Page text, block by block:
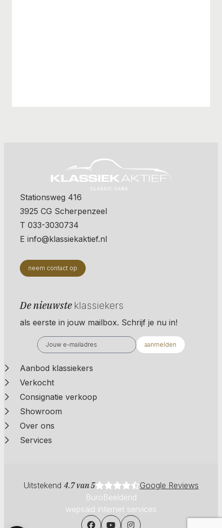
Stationsweg 416
3925 CG Scherpenzeel
T 033-3030734
E info@klassiekaktief.nl
neem contact op
De nieuwste klassiekers
als eerste in jouw mailbox. Schrijf je nu in!
aanmelden
Aanbod klassiekers
Verkocht
Consignatie verkoop
Showroom
Over ons
Services
Uitstekend 4.7 van 5
Google Reviews
BuroBeeldend
wepsaid internet services